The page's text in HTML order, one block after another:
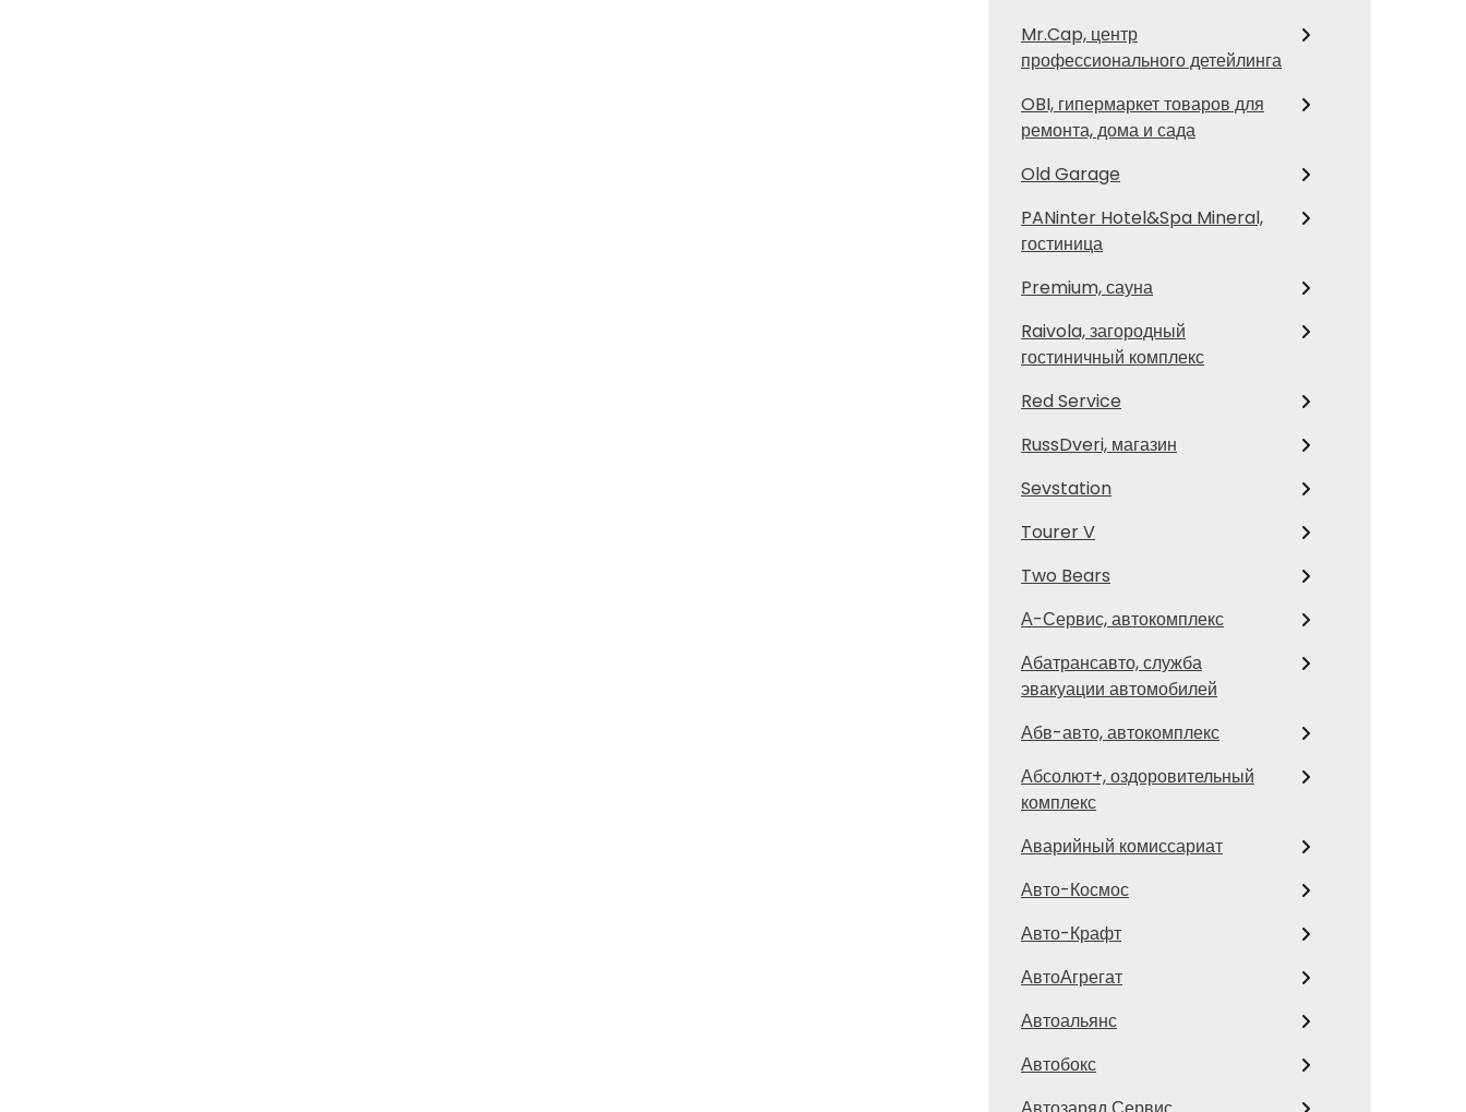
Mr.Cap, центр
профессионального детейлинга
OBI, гипермаркет товаров для
ремонта, дома и сада
Old Garage
PANinter Hotel&Spa Mineral,
гостиница
Premium, сауна
Raivola, загородный
гостиничный комплекс
Red Service
RussDveri, магазин
Sevstation
Tourer V
Two Bears
А-Сервис, автокомплекс
Абатрансавто, служба
эвакуации автомобилей
Абв-авто, автокомплекс
Абсолют+, оздоровительный
комплекс
Аварийный комиссариат
Авто-Космос
Авто-Крафт
АвтоАгрегат
Автоальянс
Автобокс